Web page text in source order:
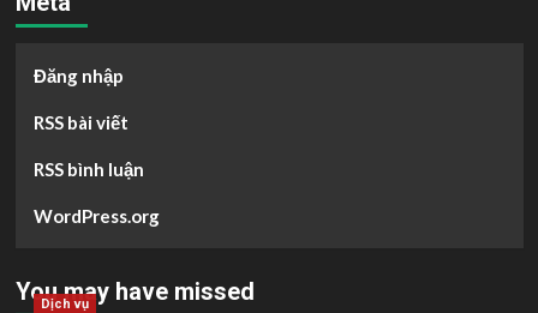
Đăng nhập
RSS bài viết
RSS bình luận
WordPress.org
You may have missed
Dịch vụ